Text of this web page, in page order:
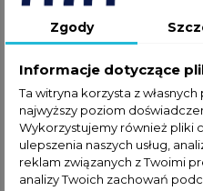
telefonicznego
kontaktowego.
Zgody
Informacje dotyczące
Ta witryna korzysta z
najwyższy poziom
Wykorzystujemy również pliki
ulepszenia naszych usług,
reklam związanych z Twoimi
analizy Twoich zachowań